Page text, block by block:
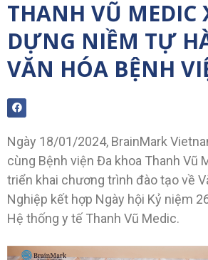
THANH VŨ MEDIC
DỰNG NIỀM TỰ
VĂN HÓA BỆNH
Ngày 18/01/2024, BrainMark
cùng Bệnh viện Đa khoa Thanh Vũ
triển khai chương trình đào tạo về
Nghiệp kết hợp Ngày hội Kỷ niệm
Hệ thống y tế Thanh Vũ Medic.